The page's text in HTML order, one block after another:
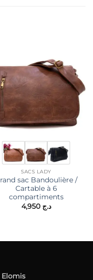
SACS LADY
sac Bandoulière /
Cartable à 6
compartiments
د.ج 4,950
Elomis